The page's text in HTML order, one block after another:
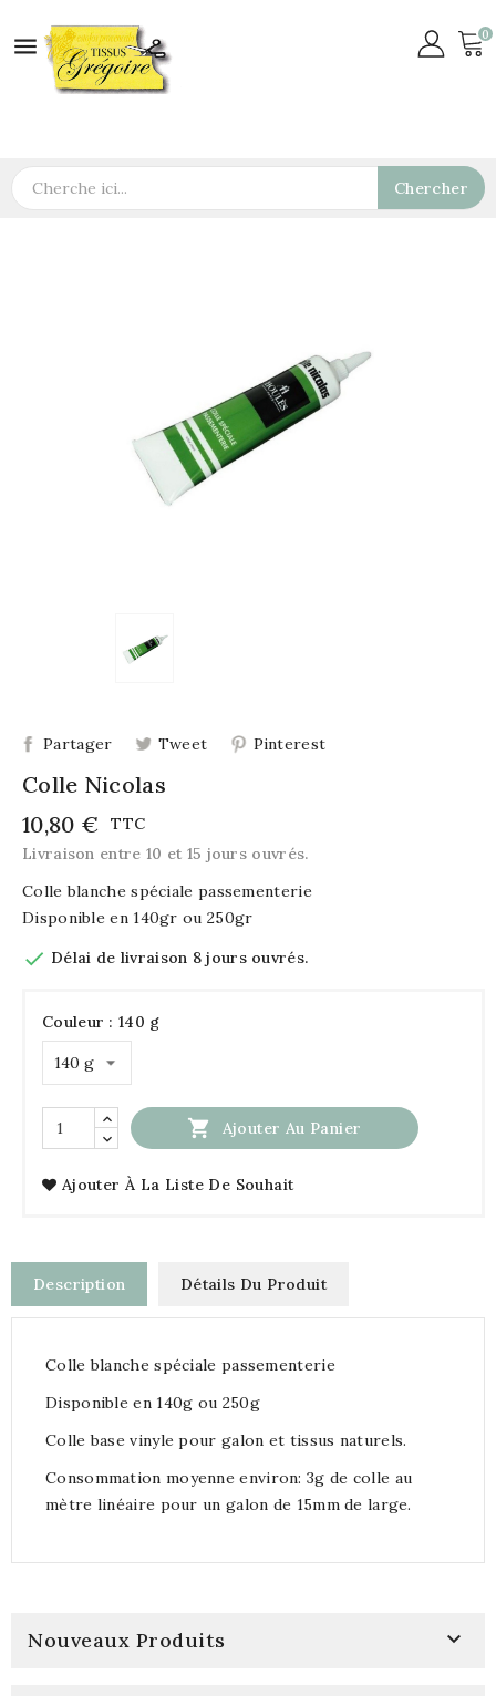
 0
Chercher
Partager Tweet Pinterest
Colle Nicolas
10,80 €
TTC
Livraison entre 10 et 15 jours ouvrés.
Colle blanche spéciale passementerie
Disponible en 140gr ou 250gr
 Délai de livraison 8 jours ouvrés.
Couleur : 140 g
 Ajouter Au Panier
Ajouter À La Liste De Souhait
Description Détails Du Produit
Colle blanche spéciale passementerie
Disponible en 140g ou 250g
Colle base vinyle pour galon et tissus naturels.
Consommation moyenne environ: 3g de colle au
mètre linéaire pour un galon de 15mm de large.
Nouveaux Produits 